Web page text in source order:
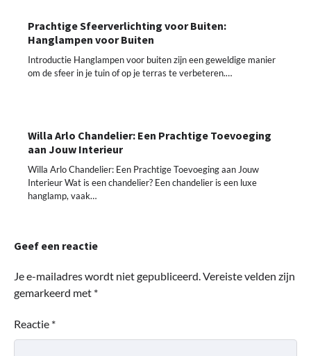
Prachtige Sfeerverlichting voor Buiten:
Hanglampen voor Buiten
Introductie Hanglampen voor buiten zijn een geweldige manier
om de sfeer in je tuin of op je terras te verbeteren.…
Willa Arlo Chandelier: Een Prachtige Toevoeging
aan Jouw Interieur
Willa Arlo Chandelier: Een Prachtige Toevoeging aan Jouw
Interieur Wat is een chandelier? Een chandelier is een luxe
hanglamp, vaak…
Geef een reactie
Je e-mailadres wordt niet gepubliceerd.Vereiste velden zijn
gemarkeerd met *
Reactie *